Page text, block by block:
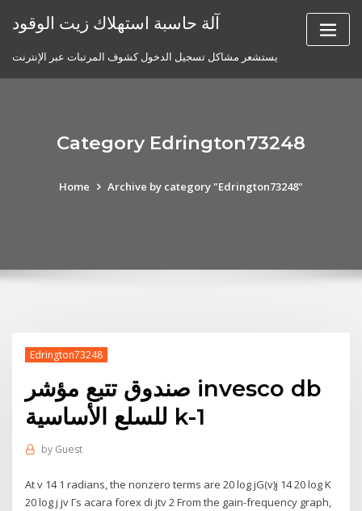
آلة حاسبة استهلاك زيت الوقود
يستشعر مشاكل تسجيل الدخول كشوف المرتبات عبر الإنترنت
Category Edrington73248
Home Archive by category "Edrington73248"
Edrington73248
صندوق تتبع مؤشر invesco db
للسلع الأساسية k-1
by Guest
At v 14 1 radians, the nonzero terms are 20 log jG(v)j 14 20 log K
20 log j jv Гѕ acara forex di jtv 2 From the gain-frequency graph,